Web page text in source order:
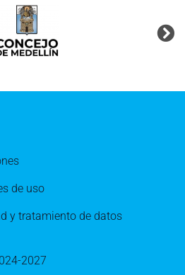
de uso
y tratamiento de datos
2027